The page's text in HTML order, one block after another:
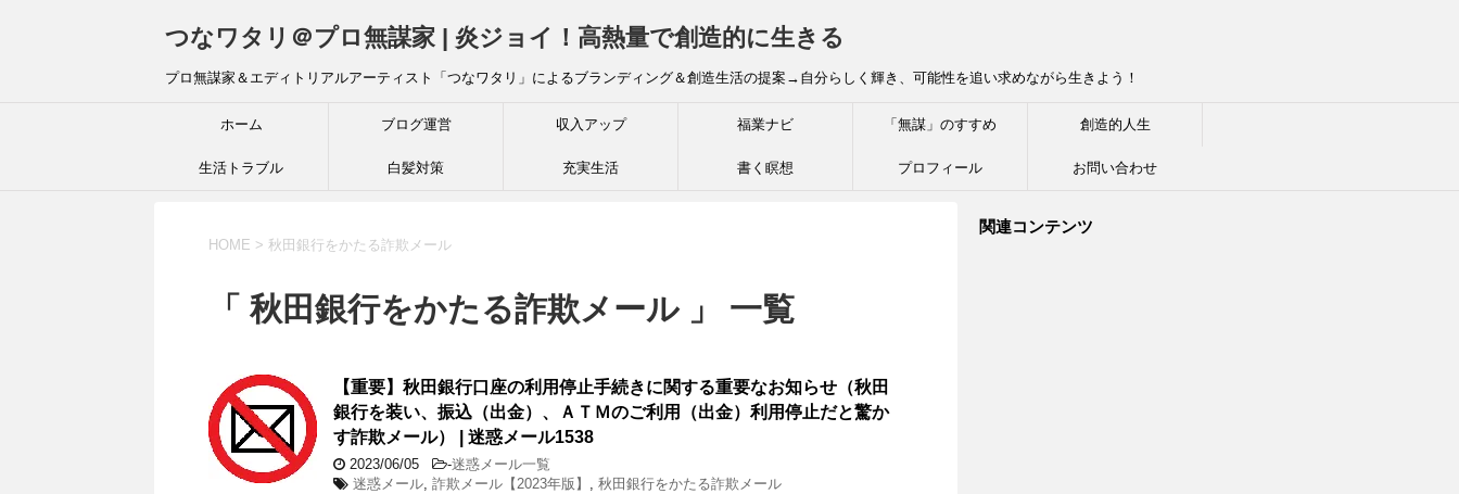
つなワタリ＠プロ無謀家 | 炎ジョイ！高熱量で創造的に生きる
プロ無謀家＆エディトリアルアーティスト「つなワタリ」によるブランディング＆創造生活の提案→自分らしく輝き、可能性を追い求めながら生きよう！
ホーム ブログ運営 収入アップ 福業ナビ 「無謀」のすすめ 創造的人生
生活トラブル 白髪対策 充実生活 書く瞑想 プロフィール お問い合わせ
HOME > 秋田銀行をかたる詐欺メール
「 秋田銀行をかたる詐欺メール 」 一覧
【重要】秋田銀行口座の利用停止手続きに関する重要なお知らせ（秋田
銀行を装い、振込（出金）、ＡＴＭのご利用（出金）利用停止だと驚か
す詐欺メール） | 迷惑メール1538
2023/06/05 -迷惑メール一覧
迷惑メール, 詐欺メール【2023年版】 , 秋田銀行をかたる詐欺メール
関連コンテンツ